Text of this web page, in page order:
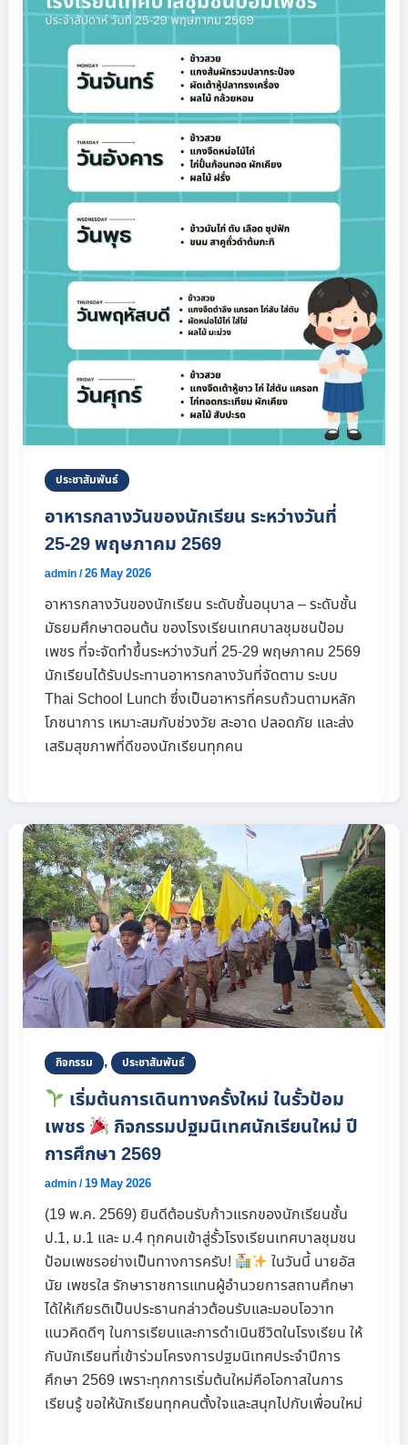
ประชาสัมพันธ์
อาหารกลางวันของนักเรียน ระหว่างวันที่
25-29 พฤษภาคม 2569
admin/26 May 2026
อาหารกลางวันของนักเรียน ระดับชั้นอนุบาล – ระดับชั้น
มัธยมศึกษาตอนต้น ของโรงเรียนเทศบาลชุมชนป้อม
เพชร ที่จะจัดทำขึ้นระหว่างวันที่ 25-29 พฤษภาคม 2569
นักเรียนได้รับประทานอาหารกลางวันที่จัดตาม ระบบ
Thai School Lunch ซึ่งเป็นอาหารที่ครบถ้วนตามหลัก
โภชนาการ เหมาะสมกับช่วงวัย สะอาด ปลอดภัย และส่ง
เสริมสุขภาพที่ดีของนักเรียนทุกคน
กิจกรรม , ประชาสัมพันธ์
เริ่มต้นการเดินทางครั้งใหม่ ในรั้วป้อม
เพชร
กิจกรรมปฐมนิเทศนักเรียนใหม่ ปี
การศึกษา 2569
admin/19 May 2026
(19 พ.ค. 2569) ยินดีต้อนรับก้าวแรกของนักเรียนชั้น
ป.1, ม.1 และ ม.4 ทุกคนเข้าสู่รั้วโรงเรียนเทศบาลชุมชน
ป้อมเพชรอย่างเป็นทางการครับ!
ในวันนี้ นายอัส
นัย เพชรใส รักษาราชการแทนผู้อำนวยการสถานศึกษา
ได้ให้เกียรติเป็นประธานกล่าวต้อนรับและมอบโอวาท
แนวคิดดีๆ ในการเรียนและการดำเนินชีวิตในโรงเรียน ให้
กับนักเรียนที่เข้าร่วมโครงการปฐมนิเทศประจำปีการ
ศึกษา 2569 เพราะทุกการเริ่มต้นใหม่คือโอกาสในการ
เรียนรู้ ขอให้นักเรียนทุกคนตั้งใจและสนุกไปกับเพื่อนใหม่